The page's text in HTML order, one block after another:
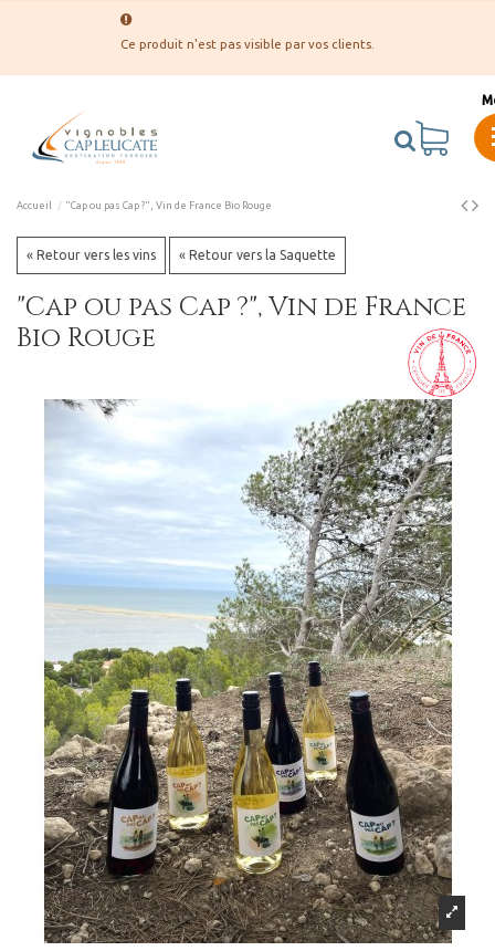
Ce produit n'est pas visible par vos clients.
Accueil "Cap ou pas Cap ?", Vin de France Bio Rouge
« Retour vers les vins « Retour vers la Saquette
"Cap ou pas Cap ?", Vin de France
Bio Rouge